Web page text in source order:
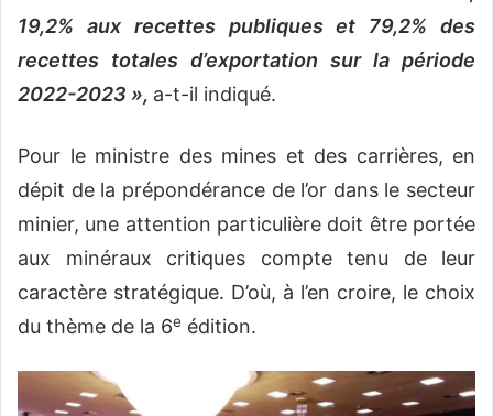
19,2% aux recettes publiques et 79,2% des
recettes totales d’exportation sur la période
2022-2023 », a-t-il indiqué.
Pour le ministre des mines et des carrières, en
dépit de la prépondérance de l’or dans le secteur
minier, une attention particulière doit être portée
aux minéraux critiques compte tenu de leur
caractère stratégique. D’où, à l’en croire, le choix
du thème de la 6e édition.